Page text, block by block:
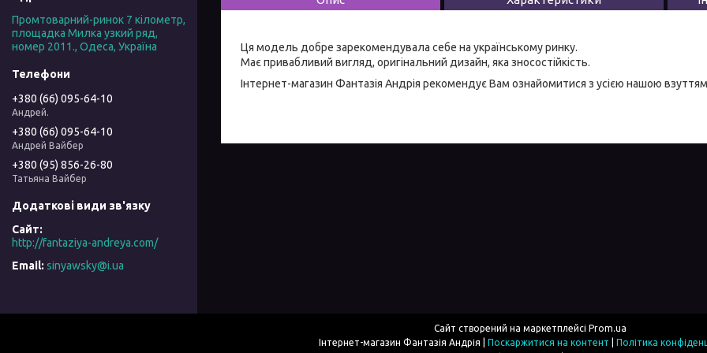
Ця модель добре зарекомендувала себе на українському ринку.
Має привабливий вигляд, оригінальний дизайн, яка зносостійкість.
Інтернет-магазин Фантазія Андрія рекомендує Вам ознайомитися з усією нашою
Промтоварний-ринок 7 кілометр,
площадка Милка узкий ряд,
номер 2011., Одеса, Україна
+380 (66) 095-64-10
Андрей.
+380 (66) 095-64-10
Андрей Вайбер
+380 (95) 856-26-80
Татьяна Вайбер
http://fantaziya-andreya.com/
sinyawsky@i.ua
Сайт створений на маркетплейсі Prom.ua
Поскаржитися на контент
Політика